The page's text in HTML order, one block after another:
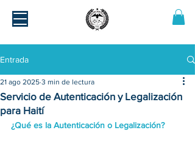
Entrada
Servicio de Autenticación y Legalización
para Haití
21 ago 2025 3 min de lectura
¿Qué es la Autenticación o Legalización?